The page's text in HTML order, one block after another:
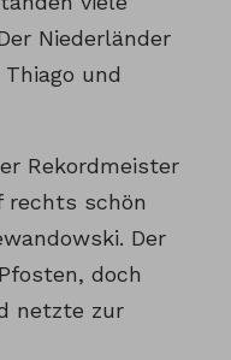
Niederländer
und
Rekordmeister
rechts schön
Der
doch
netzte zur